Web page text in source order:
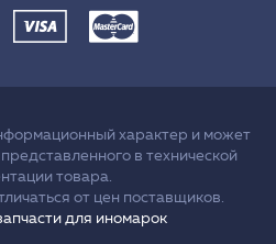
характер и может
в технической
товара.
от цен поставщиков.
для иномарок